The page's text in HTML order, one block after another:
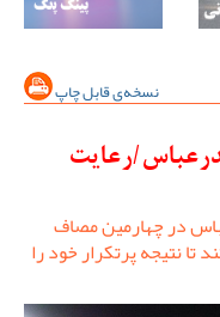
نسخه‌ی قابل چاپ
بندرعباس/رعایت
در چهارمین مصاف
نتیجه پرتکرار خود را